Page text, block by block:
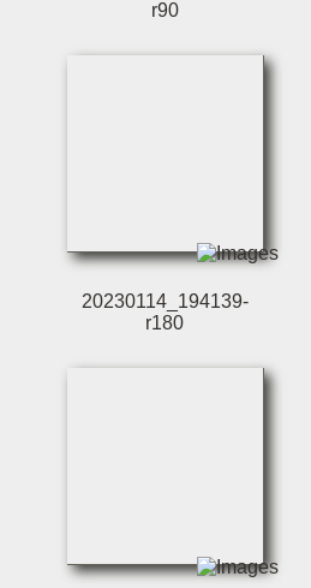
r90
20230114_194139-
r180